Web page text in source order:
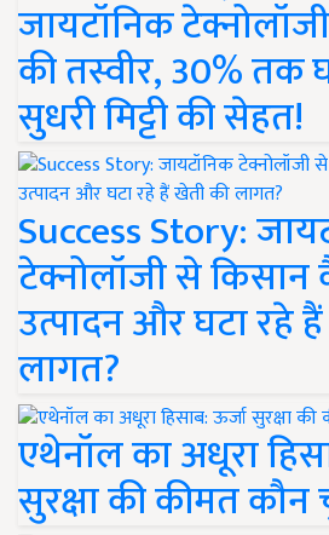
जायटॉनिक
की तस्वीर, 30% तक
सुधरी मिट्टी की सेहत!
Success Story:
टेक्नोलॉजी से
उत्पादन और घटा रहे
लागत?
एथेनॉल का अधूरा
सुरक्षा की कीमत कौन